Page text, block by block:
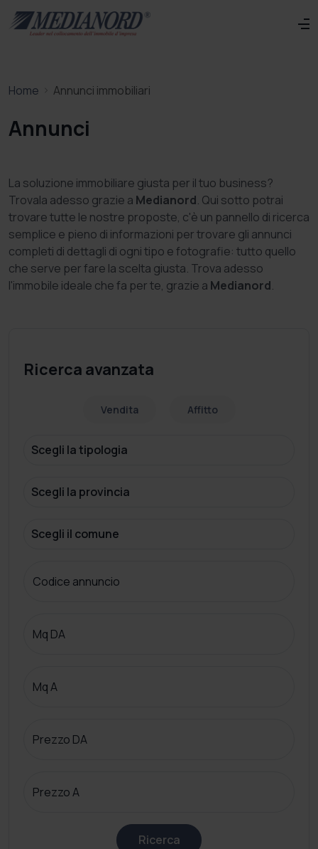
Home Annunci immobiliari
Annunci
La soluzione immobiliare giusta per il tuo business?
Trovala adesso grazie a Medianord. Qui sotto potrai
trovare tutte le nostre proposte, c'è un pannello di ricerca
semplice e pieno di informazioni per trovare gli annunci
completi di dettagli di ogni tipo e fotografie: tutto quello
che serve per fare la scelta giusta. Trova adesso
l'immobile ideale che fa per te, grazie a Medianord.
Ricerca avanzata
Vendita Affitto
Codice annuncio
Mq DA
Mq A
Prezzo DA
Prezzo A
Ricerca